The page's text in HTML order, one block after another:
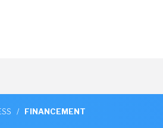
/ FINANCEMENT